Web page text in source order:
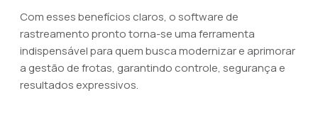
Com esses benefícios claros, o software de
rastreamento pronto torna-se uma ferramenta
indispensável para quem busca modernizar e aprimorar
a gestão de frotas, garantindo controle, segurança e
resultados expressivos.